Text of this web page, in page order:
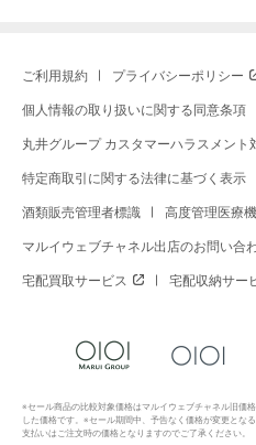
ご利用規約 プライバシーポリシー
個人情報の取り扱いに関する同意条項
丸井グループ カスタマーハラスメント
特定商取引に関する法律に基づく表示
酒類販売管理者標識 高度管理医療
マルイウェブチャネル出店のお問い合
宅配買取サービス 宅配収納サー
※セール商品の比較対象価格はマルイウェブチャネル旧価
した価格です。※セール期間中、予告なく価格が変更とな
支払いはご注文時の価格となりますのでご了承ください。